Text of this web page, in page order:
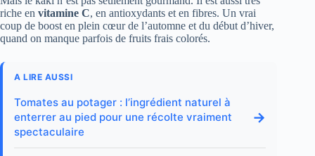
riche en vitamine C, en antioxydants et en fibres. Un vrai
coup de boost en plein cœur de l’automne et du début d’hiver,
quand on manque parfois de fruits frais colorés.
A LIRE AUSSI
Tomates au potager : l’ingrédient naturel à
enterrer au pied pour une récolte vraiment
spectaculaire
→